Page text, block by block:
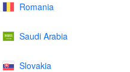
Romania
Saudi Arabia
Slovakia